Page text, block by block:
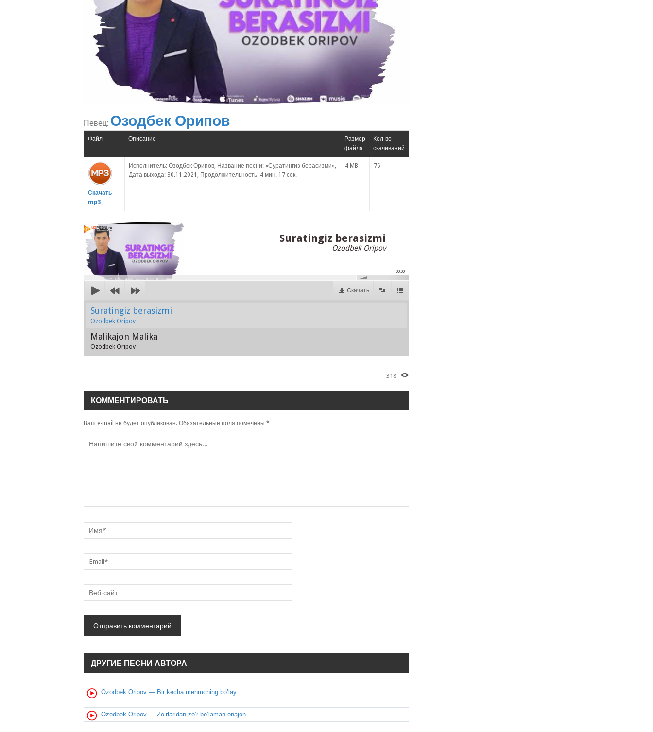
Певец: Озодбек Орипов
Файл Описание
Размер
файла
Кол-во
скачиваний
Скачать
mp3
Исполнитель: Озодбек Орипов, Название песни: «Суратингиз берасизми»,
Дата выхода: 30.11.2021, Продолжительность: 4 мин. 17 сек.
4 MB 76
Suratingiz berasizmi
Ozodbek Oripov
00:00
Скачать
Suratingiz berasizmi
Ozodbek Oripov
Malikajon Malika
Ozodbek Oripov
318
КОММЕНТИРОВАТЬ
Ваш e-mail не будет опубликован. Обязательные поля помечены *
ДРУГИЕ ПЕСНИ АВТОРА
Ozodbek Oripov — Bir kecha mehmoning bo’lay
Ozodbek Oripov — Zo’rlaridan zo’r bo’laman onajon